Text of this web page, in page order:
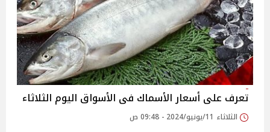
تعرف على أسعار الأسماك فى الأسواق اليوم الثلاثاء
الثلاثاء 11/يونيو/2024 - 09:48 ص